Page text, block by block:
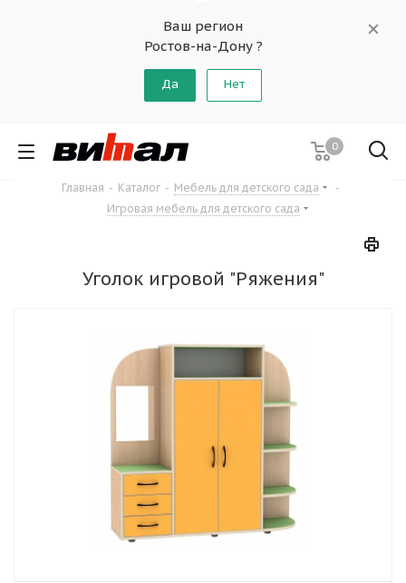
Ваш регион
Ростов-на-Дону ?
Да Нет
0
Главная - Каталог - Мебель для детского сада
-
Игровая мебель для детского сада
Уголок игровой "Ряжения"